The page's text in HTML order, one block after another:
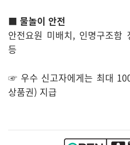
■ 물놀이 안전
안전요원 미배치, 인명구조함
등
☞ 우수 신고자에게는 최대
상품권) 지급